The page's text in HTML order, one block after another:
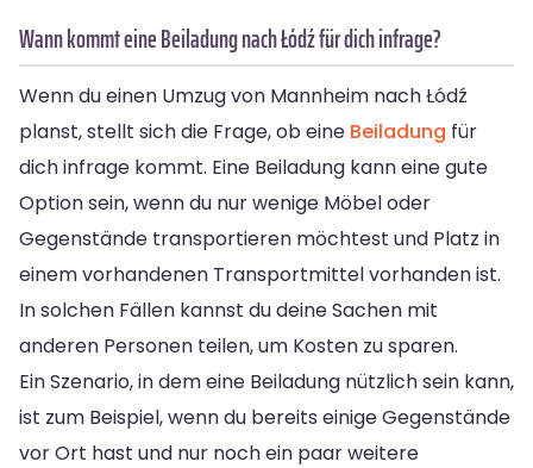
Wann kommt eine Beiladung nach Łódź für dich infrage?
Wenn du einen Umzug von Mannheim nach Łódź
planst, stellt sich die Frage, ob eine Beiladung für
dich infrage kommt. Eine Beiladung kann eine gute
Option sein, wenn du nur wenige Möbel oder
Gegenstände transportieren möchtest und Platz in
einem vorhandenen Transportmittel vorhanden ist.
In solchen Fällen kannst du deine Sachen mit
anderen Personen teilen, um Kosten zu sparen.
Ein Szenario, in dem eine Beiladung nützlich sein kann,
ist zum Beispiel, wenn du bereits einige Gegenstände
vor Ort hast und nur noch ein paar weitere